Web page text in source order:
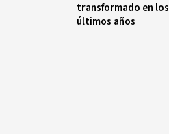
transformado en los
últimos años